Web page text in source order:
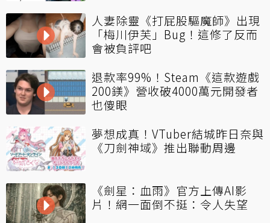
人妻除靈《打屁股驅魔師》出現
「梅川伊芙」Bug！這修了反而
會被負評吧
退款率99%！Steam《這款遊戲
200鎂》營收破4000萬元開發者
也傻眼
夢想成真！VTuber結城昨日奈與
《刀劍神域》推出聯動周邊
《劍星：血雨》官方上傳AI影
片！網一面倒不挺：令人失望